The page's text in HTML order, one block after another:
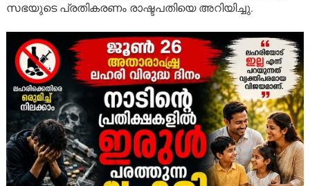
സഭയുടെ പ്രതികരണം രാഷ്ടപതിയെ അറിയിച്ചു.